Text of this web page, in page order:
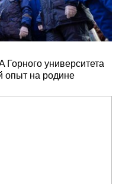
Горного университета
опыт на родине